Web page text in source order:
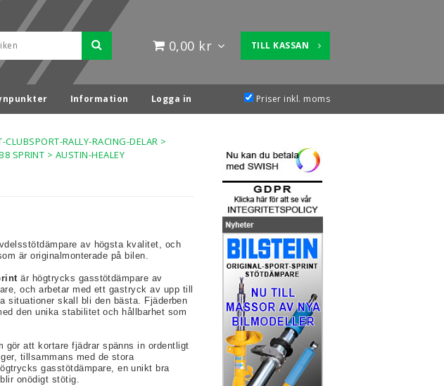
0,00 kr TILL KASSAN
Information Priser inkl. moms
Logga in
RALLY-RACING-DELAR >
SPRINT > AUSTIN-HEALEY
av högsta kvalitet, och
är originalmonterade på bilen.
är högtrycks gasstötdämpare av
och arbetar med ett gastryck av upp till
situationer skall bli den bästa. Fjäderben
den unika stabilitet och hållbarhet som
att kortare fjädrar spänns in ordentligt
tillsammans med de stora
gasstötdämpare, en unikt bra
onödigt stötig.